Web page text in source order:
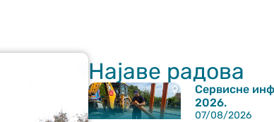
Најаве радова
Сервисне
2026.
07/08/2026